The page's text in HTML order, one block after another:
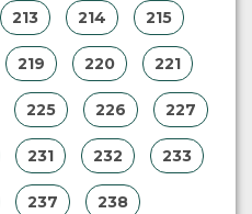
213 214 215
219 220 221
225 226 227
231 232 233
237 238